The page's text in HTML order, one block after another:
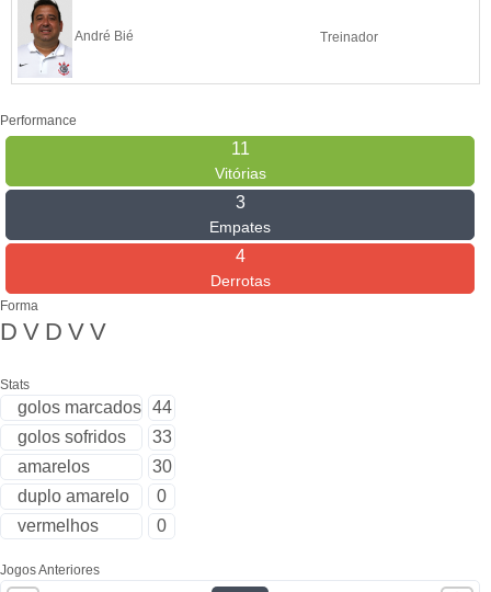
André Bié Treinador
Performance
11
Vitórias
3
Empates
4
Derrotas
Forma
D V D V V
Stats
golos marcados 44
golos sofridos
33
amarelos
30
duplo amarelo
0
vermelhos
0
Jogos Anteriores